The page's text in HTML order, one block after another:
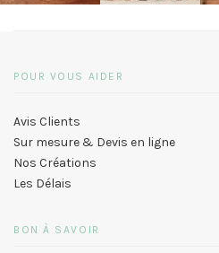
POUR VOUS AIDER
Avis Clients
Sur mesure & Devis en ligne
Nos Créations
Les Délais
BON À SAVOIR